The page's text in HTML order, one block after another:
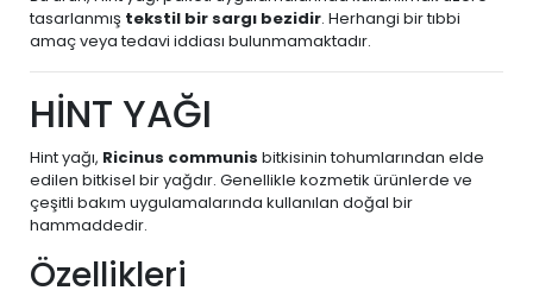
tasarlanmış tekstil bir sargı bezidir. Herhangi bir tıbbi
amaç veya tedavi iddiası bulunmamaktadır.
HİNT YAĞI
Hint yağı, Ricinus communis bitkisinin tohumlarından elde
edilen bitkisel bir yağdır. Genellikle kozmetik ürünlerde ve
çeşitli bakım uygulamalarında kullanılan doğal bir
hammaddedir.
Özellikleri